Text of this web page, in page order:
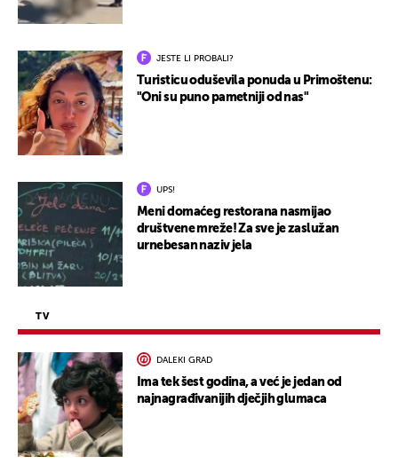
JESTE LI PROBALI?
Turisticu oduševila ponuda u Primoštenu:
"Oni su puno pametniji od nas"
UPS!
Meni domaćeg restorana nasmijao
društvene mreže! Za sve je zaslužan
urnebesan naziv jela
TV
DALEKI GRAD
Ima tek šest godina, a već je jedan od
najnagrađivanijih dječjih glumaca